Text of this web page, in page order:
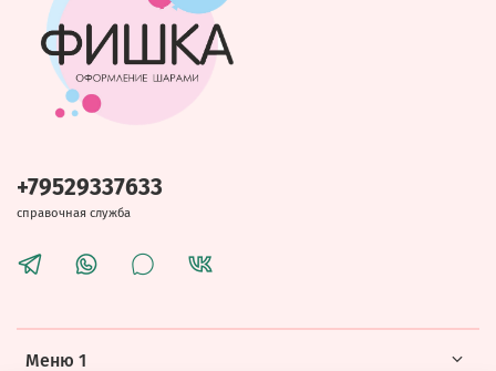
Меню 1
+79529337633
справочная служба